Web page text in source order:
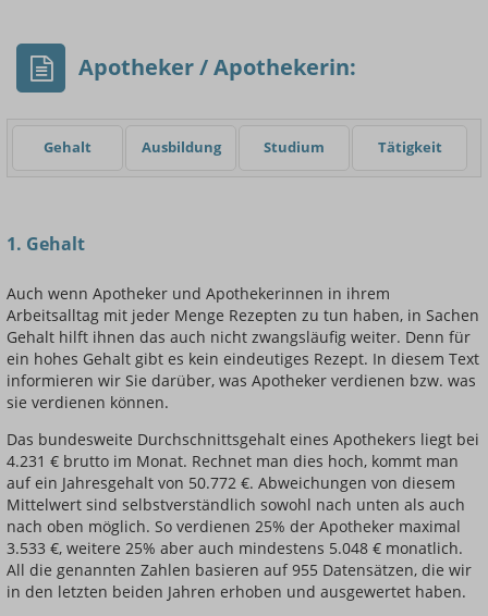
Apotheker / Apothekerin:
Gehalt Ausbildung Studium Tätigkeit
1. Gehalt
Auch wenn Apotheker und Apothekerinnen in ihrem
Arbeitsalltag mit jeder Menge Rezepten zu tun haben, in Sachen
Gehalt hilft ihnen das auch nicht zwangsläufig weiter. Denn für
ein hohes Gehalt gibt es kein eindeutiges Rezept. In diesem Text
informieren wir Sie darüber, was Apotheker verdienen bzw. was
sie verdienen können.
Das bundesweite Durchschnittsgehalt eines Apothekers liegt bei
4.231 € brutto im Monat. Rechnet man dies hoch, kommt man
auf ein Jahresgehalt von 50.772 €. Abweichungen von diesem
Mittelwert sind selbstverständlich sowohl nach unten als auch
nach oben möglich. So verdienen 25% der Apotheker maximal
3.533 €, weitere 25% aber auch mindestens 5.048 € monatlich.
All die genannten Zahlen basieren auf 955 Datensätzen, die wir
in den letzten beiden Jahren erhoben und ausgewertet haben.